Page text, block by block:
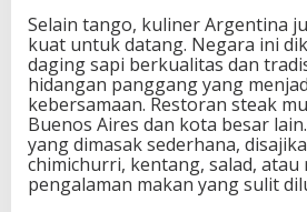
Selain tango, kuliner Argentina
kuat untuk datang. Negara ini
daging sapi berkualitas dan
hidangan panggang yang
kebersamaan. Restoran steak
Buenos Aires dan kota besar
yang dimasak sederhana,
chimichurri, kentang, salad,
pengalaman makan yang sulit